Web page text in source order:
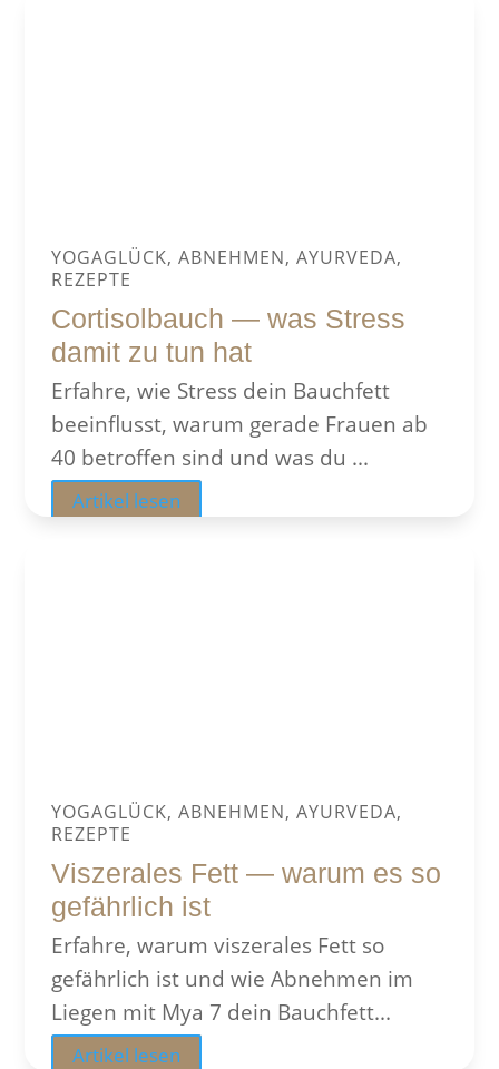
YOGAGLÜCK, ABNEHMEN, AYURVEDA,
REZEPTE
Cortisolbauch — was Stress
damit zu tun hat
Erfahre, wie Stress dein Bauchfett
beeinflusst, warum gerade Frauen ab
40 betroffen sind und was du ...
Artikel lesen
YOGAGLÜCK, ABNEHMEN, AYURVEDA,
REZEPTE
Viszerales Fett — warum es so
gefährlich ist
Erfahre, warum viszerales Fett so
gefährlich ist und wie Abnehmen im
Liegen mit Mya 7 dein Bauchfett...
Artikel lesen